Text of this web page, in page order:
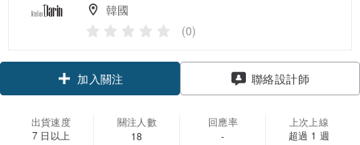
韓國
(0)
加入關注 聯絡設計師
出貨速度
7 日以上
關注人數
18
回應率
-
上次上線
超過 1 週